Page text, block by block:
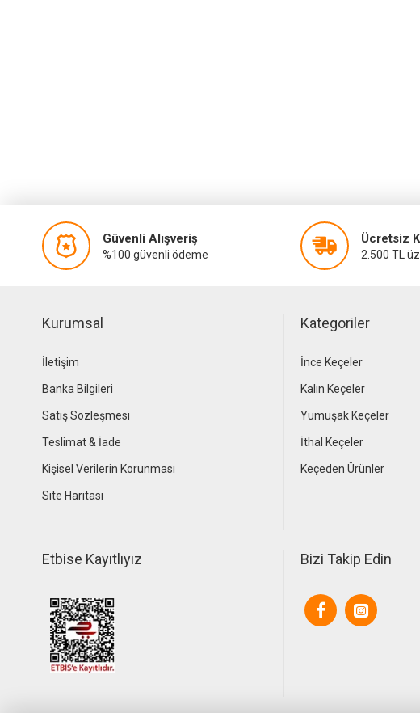
Güvenli Alışveriş
%100 güvenli ödeme
Ücretsiz
2.500 TL
Kurumsal
İletişim
Banka Bilgileri
Satış Sözleşmesi
Teslimat & İade
Kişisel Verilerin Korunması
Site Haritası
Kategoriler
İnce Keçeler
Kalın Keçeler
Yumuşak Keçeler
İthal Keçeler
Keçeden Ürünler
Etbise Kayıtlıyız Bizi Takip Edin